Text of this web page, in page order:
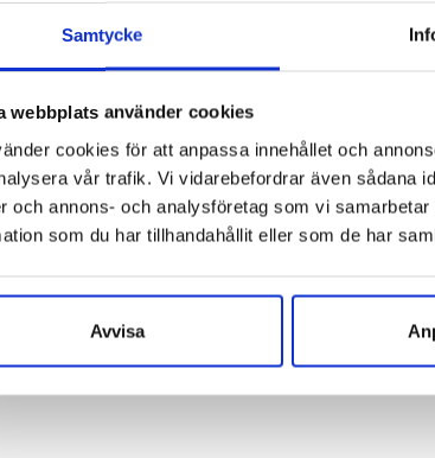
Samtycke
webbplats använder cookies
cookies för att anpassa innehållet och
vår trafik. Vi vidarebefordrar även sådana
och annons- och analysföretag som vi
som du har tillhandahållit eller som de har
Avvisa
Bred modell av Brooks populära löparsko
uppdaterade och mjuka stötdämpningen.
Läst:Bred
Fotvalv: Normala, höga
Stabilitet:Neutral
Vikt:241 g
Häl-tå dropp: